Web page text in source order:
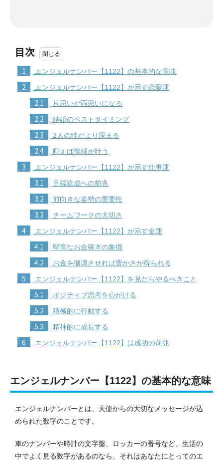
目次
1 エンジェルナンバー【1122】の基本的な意味
2 エンジェルナンバー【1122】が示す恋愛運
2.1 片思いが両思いになる
2.2 結婚のベストタイミング
2.3 2人の絆がより深まる
2.4 願えば復縁が叶う
3 エンジェルナンバー【1122】が示す仕事運
3.1 目標達成への前兆
3.2 前向きな姿勢の重要性
3.3 チームワークの大切さ
4 エンジェルナンバー【1122】が示す金運
4.1 堅実なお金稼ぎの象徴
4.2 お金を循環させれば豊かさが得られる
5 エンジェルナンバー【1122】を見たらやるべきこと
5.1 ポジティブ思考を心がける
5.2 積極的に行動する
5.3 精神的に成長する
6 エンジェルナンバー【1122】は成功の前兆
エンジェルナンバー【1122】の基本的な意味
エンジェルナンバーとは、天使からの大切なメッセージが込
められた数字のことです。
車のナンバーや時計の文字盤、ロッカーの番号など、生活の
中でよく見る数字があるのなら、それはあなたにとってのエ